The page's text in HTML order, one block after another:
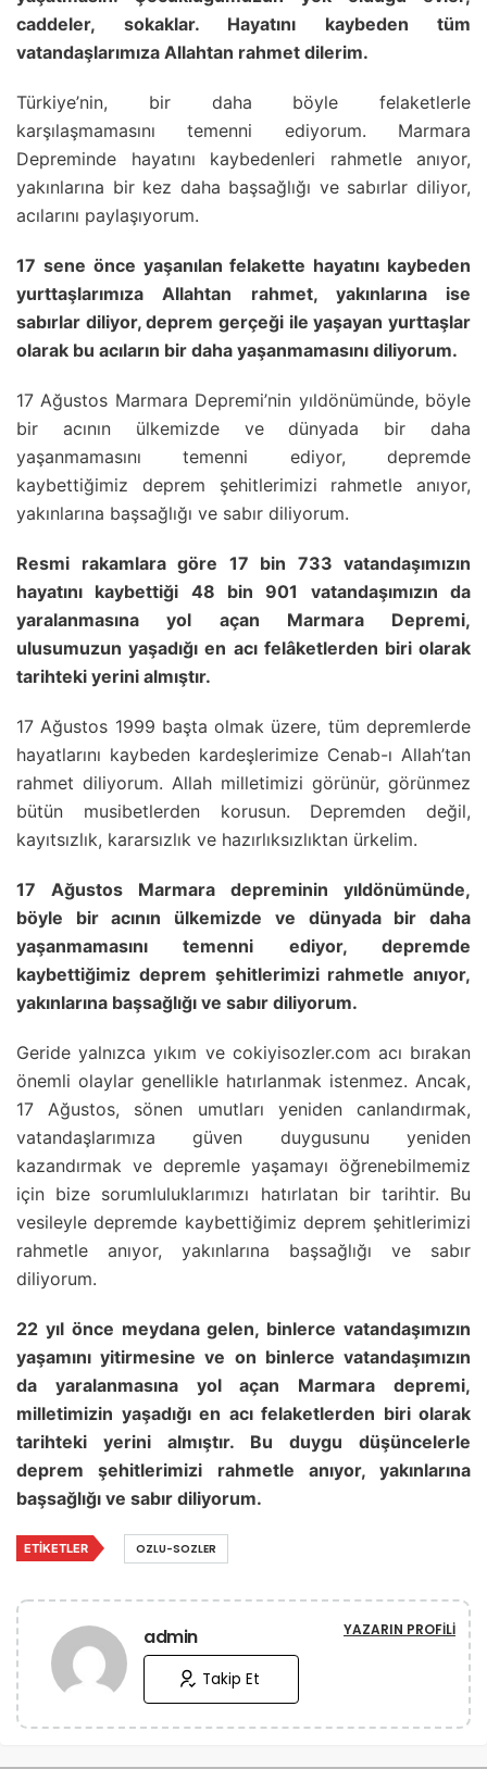
caddeler, sokaklar. Hayatını kaybeden tüm
vatandaşlarımıza Allahtan rahmet dilerim.
Türkiye’nin, bir daha böyle felaketlerle
karşılaşmamasını temenni ediyorum. Marmara
Depreminde hayatını kaybedenleri rahmetle anıyor,
yakınlarına bir kez daha başsağlığı ve sabırlar diliyor,
acılarını paylaşıyorum.
17 sene önce yaşanılan felakette hayatını kaybeden
yurttaşlarımıza Allahtan rahmet, yakınlarına ise
sabırlar diliyor, deprem gerçeği ile yaşayan yurttaşlar
olarak bu acıların bir daha yaşanmamasını diliyorum.
17 Ağustos Marmara Depremi’nin yıldönümünde, böyle
bir acının ülkemizde ve dünyada bir daha
yaşanmamasını temenni ediyor, depremde
kaybettiğimiz deprem şehitlerimizi rahmetle anıyor,
yakınlarına başsağlığı ve sabır diliyorum.
Resmi rakamlara göre 17 bin 733 vatandaşımızın
hayatını kaybettiği 48 bin 901 vatandaşımızın da
yaralanmasına yol açan Marmara Depremi,
ulusumuzun yaşadığı en acı felâketlerden biri olarak
tarihteki yerini almıştır.
17 Ağustos 1999 başta olmak üzere, tüm depremlerde
hayatlarını kaybeden kardeşlerimize Cenab-ı Allah’tan
rahmet diliyorum. Allah milletimizi görünür, görünmez
bütün musibetlerden korusun. Depremden değil,
kayıtsızlık, kararsızlık ve hazırlıksızlıktan ürkelim.
17 Ağustos Marmara depreminin yıldönümünde,
böyle bir acının ülkemizde ve dünyada bir daha
yaşanmamasını temenni ediyor, depremde
kaybettiğimiz deprem şehitlerimizi rahmetle anıyor,
yakınlarına başsağlığı ve sabır diliyorum.
Geride yalnızca yıkım ve cokiyisozler.com acı bırakan
önemli olaylar genellikle hatırlanmak istenmez. Ancak,
17 Ağustos, sönen umutları yeniden canlandırmak,
vatandaşlarımıza güven duygusunu yeniden
kazandırmak ve depremle yaşamayı öğrenebilmemiz
için bize sorumluluklarımızı hatırlatan bir tarihtir. Bu
vesileyle depremde kaybettiğimiz deprem şehitlerimizi
rahmetle anıyor, yakınlarına başsağlığı ve sabır
diliyorum.
22 yıl önce meydana gelen, binlerce vatandaşımızın
yaşamını yitirmesine ve on binlerce vatandaşımızın
da yaralanmasına yol açan Marmara depremi,
milletimizin yaşadığı en acı felaketlerden biri olarak
tarihteki yerini almıştır. Bu duygu düşüncelerle
deprem şehitlerimizi rahmetle anıyor, yakınlarına
başsağlığı ve sabır diliyorum.
ETIKETLER OZLU-SOZLER
admin YAZARIN PROFILI
Takip Et